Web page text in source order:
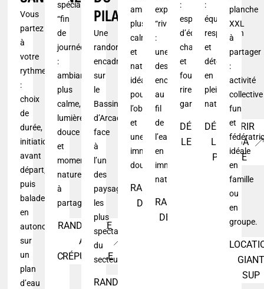
Vous
partez
à
votre
rythme
:
choix
de
durée,
initiation
avant
départ,
puis
balade
en
autonomie
sur
un
plan
d’eau
spéciale
“fin
de
journée”
:
ambiance
plus
calme,
lumière
douce
et
moment
nature
à
partager.
RANDONNÉE
AU
CRÉPUSCULE
PILAT
Une
randonnée
encadrée
sur
le
Bassin
d’Arcachon,
face
à
l’un
des
paysages
les
plus
spectaculaires
du
secteur.
RANDONNÉE
ambiance
plus
calme
et
nature,
idéale
pour
l’observation
et
une
immersion
douce.
RANDONNÉE
DELTA DE
LEYRE
expérience
“rivière”
:
une
descente
encadrée
au
fil
de
l’eau,
en
immersion
nature.
RANDONNÉE
DESCENTE
:
esprit
d’équipe,
challenge
et
fous
rires
garantis.
DÉCOUVRIR
LE PADDLE
POLO
:
équilibre,
respiration
et
détente
en
pleine
nature.
DÉCOUVRIR
LE YOGA
PADDLE
planche
XXL
à
partager
:
activité
collective
fun
et
idéale
en
famille
ou
en
groupe.
SUP